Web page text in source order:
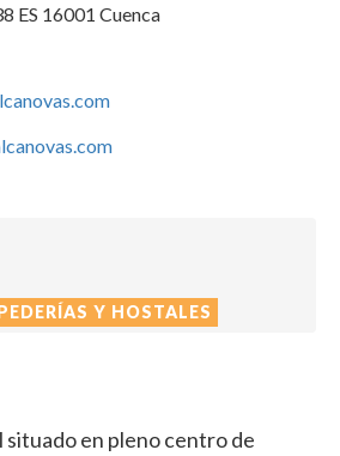
ES 16001 Cuenca
Y HOSTALES
en pleno centro de